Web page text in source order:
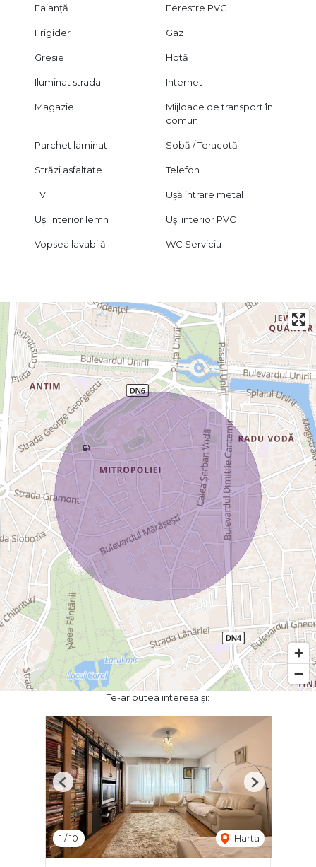
Faianță Ferestre PVC
Frigider Gaz
Gresie Hotă
Iluminat stradal Internet
Magazie
Mijloace de transport în
comun
Parchet laminat Sobă / Teracotă
Străzi asfaltate Telefon
TV Ușă intrare metal
Uși interior lemn Uși interior PVC
Vopsea lavabilă WC Serviciu
Te-ar putea interesa și:
1 /10 Harta
Previous Next